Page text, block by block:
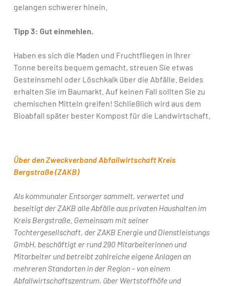
gelangen schwerer hinein.
Tipp 3: Gut einmehlen.
Haben es sich die Maden und Fruchtfliegen in Ihrer
Tonne bereits bequem gemacht, streuen Sie etwas
Gesteinsmehl oder Löschkalk über die Abfälle. Beides
erhalten Sie im Baumarkt. Auf keinen Fall sollten Sie zu
chemischen Mitteln greifen! Schließlich wird aus dem
Bioabfall später bester Kompost für die Landwirtschaft.
Über den Zweckverband Abfallwirtschaft Kreis
Bergstraße (ZAKB)
Als kommunaler Entsorger sammelt, verwertet und
beseitigt der ZAKB alle Abfälle aus privaten Haushalten im
Kreis Bergstraße. Gemeinsam mit seiner
Tochtergesellschaft, der ZAKB Energie und Dienstleistungs
GmbH, beschäftigt er rund 290 Mitarbeiterinnen und
Mitarbeiter und betreibt zahlreiche eigene Anlagen an
mehreren Standorten in der Region – von einem
Abfallwirtschaftszentrum, über Wertstoffhöfe und